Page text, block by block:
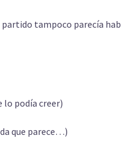
partido tampoco parecía
lo podía creer)
que parece…)